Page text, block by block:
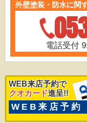
外壁塗装・防水に関
電話受付
WEB来店予約で
クオカード進呈!!
WEB来店予約